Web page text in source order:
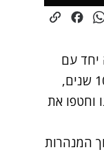
יחד עם
לוחמי המילואים של סיירת חטיבת הנגב. הלוחמים, שמכירים אחד את השני יותר מ-10 שנים,
וחטפו את
המנהרות